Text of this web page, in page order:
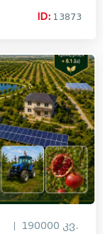
ID: 13873
190000 კვ.